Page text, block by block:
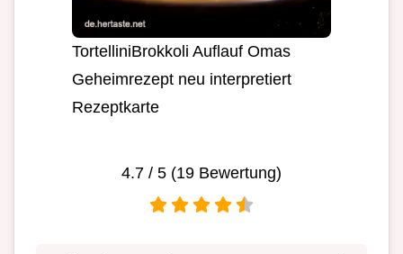
TortelliniBrokkoli Auflauf Omas
Geheimrezept neu interpretiert
Rezeptkarte
4.7 / 5 (19 Bewertung)